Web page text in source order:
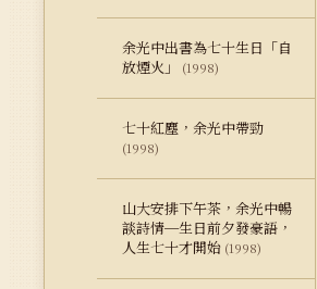
余光中出書為七十生日「自
放煙火」
(1998)
七十紅塵，余光中帶勁
(1998)
山大安排下午茶，余光中暢
談詩情─生日前夕發豪語，
人生七十才開始 (1998)